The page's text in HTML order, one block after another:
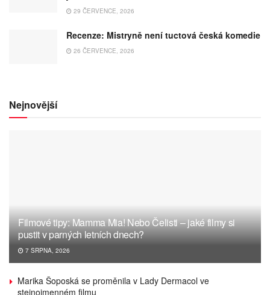
29 ČERVENCE, 2026
Recenze: Mistryně není tuctová česká komedie
26 ČERVENCE, 2026
Nejnovější
Filmové tipy: Mamma Mia! Nebo Čelisti – jaké filmy si
pustit v parných letních dnech?
7 SRPNA, 2026
Marika Šoposká se proměnila v Lady Dermacol ve
stejnojmenném filmu